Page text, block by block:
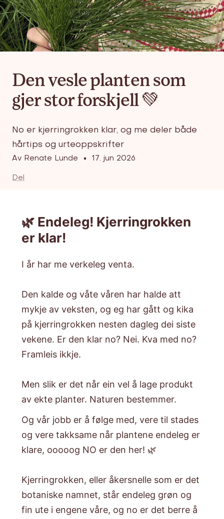
Den vesle planten som
gjer stor forskjell 💚
No er kjerringrokken klar, og me deler både
hårtips og urteoppskrifter
Av Renate Lunde 17. jun 2026
Del
🌿 Endeleg! Kjerringrokken
er klar!
I år har me verkeleg venta.
​Den kalde og våte våren har halde att
mykje av veksten, og eg har gått og kika
på kjerringrokken nesten dagleg dei siste
vekene. Er den klar no? Nei. Kva med no?
Framleis ikkje.
​Men slik er det når ein vel å lage produkt
av ekte planter. Naturen bestemmer.
​Og vår jobb er å følge med, vere til stades
og vere takksame når plantene endeleg er
klare, ooooog NO er den her! 🌿
Kjerringrokken, eller åkersnelle som er det
botaniske namnet, står endeleg grøn og
fin ute i engene våre, og no er det berre å